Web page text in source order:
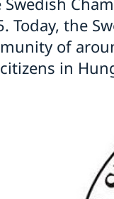
Today, the
of
in